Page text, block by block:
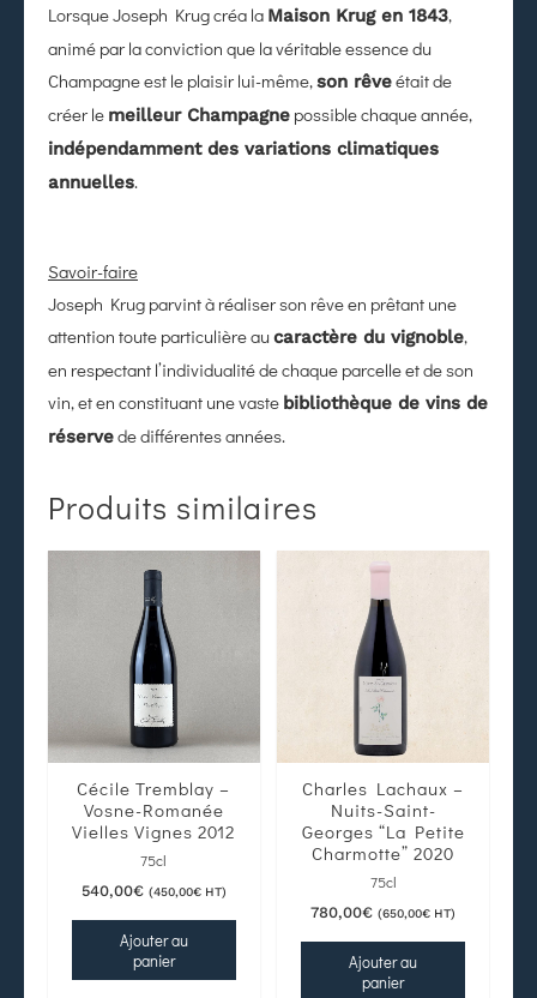
Lorsque Joseph Krug créa la Maison Krug en 1843,
animé par la conviction que la véritable essence du
Champagne est le plaisir lui-même,son rêveétait de
créer le meilleur Champagne possible chaque année,
indépendamment des variations climatiques
annuelles.
Savoir-faire
Joseph Krug parvint à réaliser son rêve en prêtant une
attention toute particulière au caractère du vignoble,
en respectant l’individualité de chaque parcelle et de son
vin, et en constituant une vaste bibliothèque de vins de
réservede différentes années.
Produits similaires
Cécile Tremblay –
Vosne-Romanée
Vielles Vignes 2012
75cl
540,00€ (450,00€HT)
Ajouter au
panier
Charles Lachaux –
Nuits-Saint-
Georges “La Petite
Charmotte” 2020
75cl
780,00€ (650,00€ HT)
Ajouter au
panier